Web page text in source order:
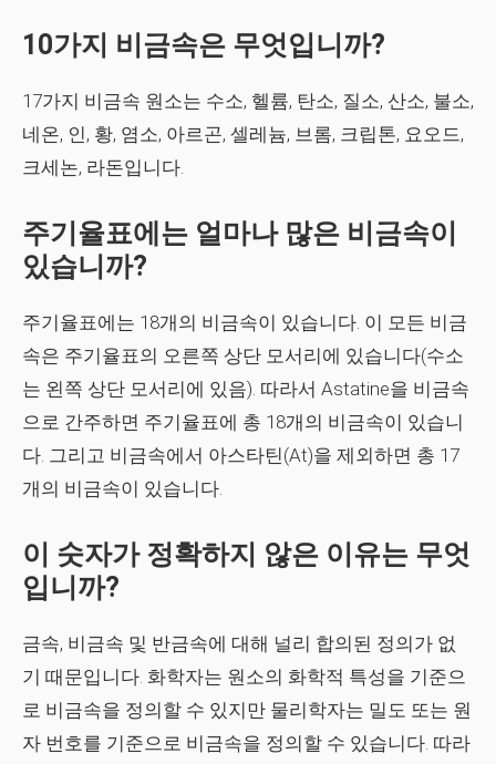
10가지 비금속은 무엇입니까?
17가지 비금속 원소는 수소, 헬륨, 탄소, 질소, 산소, 불소,
네온, 인, 황, 염소, 아르곤, 셀레늄, 브롬, 크립톤, 요오드,
크세논, 라돈입니다.
주기율표에는 얼마나 많은 비금속이
있습니까?
주기율표에는 18개의 비금속이 있습니다. 이 모든 비금
속은 주기율표의 오른쪽 상단 모서리에 있습니다(수소
는 왼쪽 상단 모서리에 있음). 따라서 Astatine을 비금속
으로 간주하면 주기율표에 총 18개의 비금속이 있습니
다. 그리고 비금속에서 아스타틴(At)을 제외하면 총 17
개의 비금속이 있습니다.
이 숫자가 정확하지 않은 이유는 무엇
입니까?
금속, 비금속 및 반금속에 대해 널리 합의된 정의가 없
기 때문입니다. 화학자는 원소의 화학적 특성을 기준으
로 비금속을 정의할 수 있지만 물리학자는 밀도 또는 원
자 번호를 기준으로 비금속을 정의할 수 있습니다. 따라